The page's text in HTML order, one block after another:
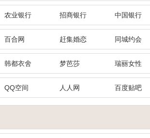
农业银行 招商银行 中国银行
百合网 赶集婚恋 同城约会
韩都衣舍 梦芭莎 瑞丽女性
QQ空间 人人网 百度贴吧